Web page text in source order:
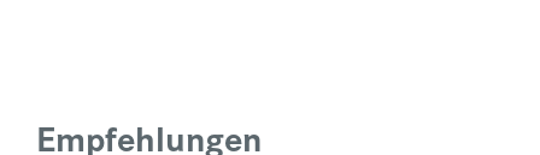
Empfehlungen